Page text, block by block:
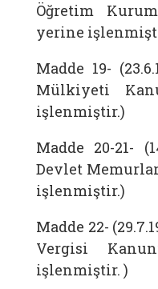
Öğretim
yerine
Madde 19-
Mülkiyeti
işlenmiştir.)
Madde 20-21-
Devlet
işlenmiştir.)
Madde 22-
Vergisi
işlenmiştir. )